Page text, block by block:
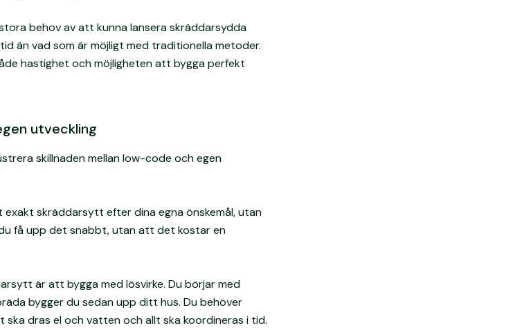
behov av att kunna lansera skräddarsydda
än vad som är möjligt med traditionella metoder.
hastighet och möjligheten att bygga perfekt
utveckling
skillnaden mellan low-code och egen
exakt skräddarsytt efter dina egna önskemål, utan
få upp det snabbt, utan att det kostar en
är att bygga med lösvirke. Du börjar med
bygger du sedan upp ditt hus. Du behöver
ska dras el och vatten och allt ska koordineras i tid.